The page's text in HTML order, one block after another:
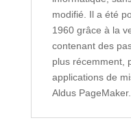
modifié. Il a été
1960 grâce à la
contenant des
plus récemment,
applications de
Aldus PageMaker.